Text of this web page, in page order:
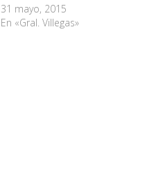
31 mayo, 2015
En «Gral. Villegas»